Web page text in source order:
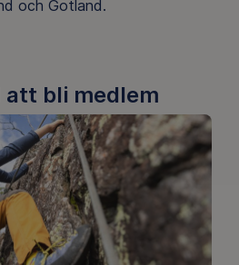
och Gotland.
att bli medlem